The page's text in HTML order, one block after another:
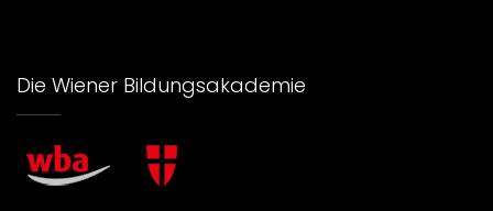
Die Wiener Bildungsakademie